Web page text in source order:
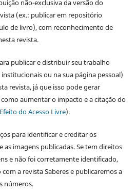
não-exclusiva da versão do
(ex.: publicar em repositório
de livro), com reconhecimento de
revista.
publicar e distribuir seu trabalho
ou na sua página pessoal)
revista, já que isso pode gerar
aumentar o impacto e a citação do
do Acesso Livre).
para identificar e creditar os
imagens publicadas. Se tem direitos
e não foi corretamente identificado,
a revista Saberes e publicaremos a
números.